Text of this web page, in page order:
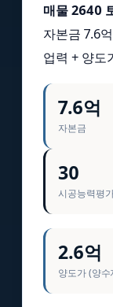
매물 2640
자본금 7.6
업력 + 양도
7.6억
자본금
30
시공능력평
2.6억
양도가 (양